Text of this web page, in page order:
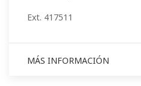
Ext. 417511
MÁS INFORMACIÓN